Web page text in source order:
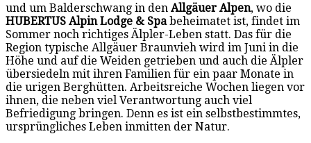
und um Balderschwang in den Allgäuer Alpen, wo die
HUBERTUS Alpin Lodge & Spabeheimatet ist, findet im
Sommer noch richtiges Älpler-Leben statt. Das für die
Region typische Allgäuer Braunvieh wird im Juni in die
Höhe und auf die Weiden getrieben und auch die Älpler
übersiedeln mit ihren Familien für ein paar Monate in
die urigen Berghütten. Arbeitsreiche Wochen liegen vor
ihnen, die neben viel Verantwortung auch viel
Befriedigung bringen. Denn es ist ein selbstbestimmtes,
ursprüngliches Leben inmitten der Natur.